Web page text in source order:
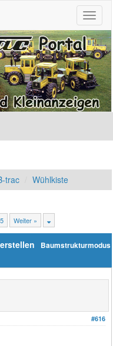
trac Wühlkiste
Weiter »
Baumstrukturmodus
#616